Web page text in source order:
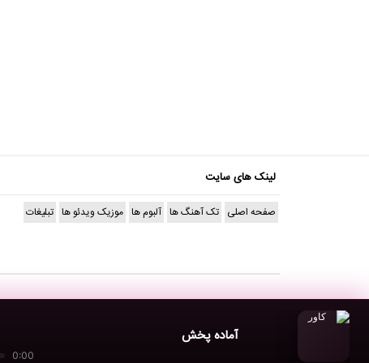
آماده پخش
0:00
لینک های سایت
صفحه اصلی تک آهنگ ها آلبوم ها موزیک ویدئو ها تبلیغات